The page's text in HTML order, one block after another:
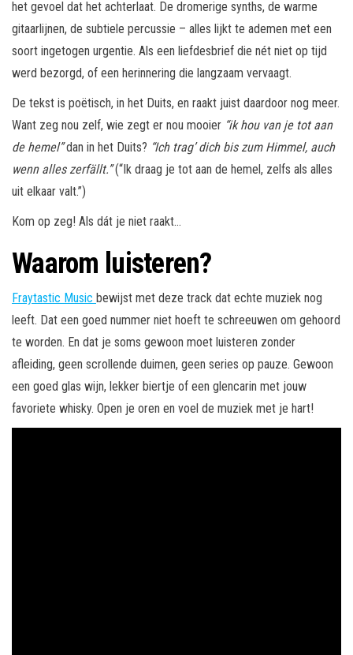
het gevoel dat het achterlaat. De dromerige synths, de warme
gitaarlijnen, de subtiele percussie – alles lijkt te ademen met een
soort ingetogen urgentie. Als een liefdesbrief die nét niet op tijd
werd bezorgd, of een herinnering die langzaam vervaagt.
De tekst is poëtisch, in het Duits, en raakt juist daardoor nog meer.
Want zeg nou zelf, wie zegt er nou mooier “ik hou van je tot aan
de hemel”dan in het Duits? “Ich trag’ dich bis zum Himmel, auch
wenn alles zerfällt.”(“Ik draag je tot aan de hemel, zelfs als alles
uit elkaar valt.”)
Kom op zeg! Als dát je niet raakt…
Waarom luisteren?
Fraytastic Music bewijst met deze track dat echte muziek nog
leeft. Dat een goed nummer niet hoeft te schreeuwen om gehoord
te worden. En dat je soms gewoon moet luisteren zonder
afleiding, geen scrollende duimen, geen series op pauze. Gewoon
een goed glas wijn, lekker biertje of een glencarin met jouw
favoriete whisky. Open je oren en voel de muziek met je hart!